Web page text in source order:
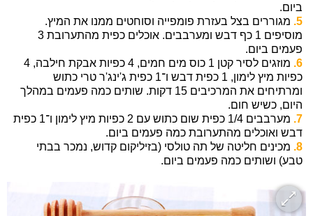
ביום.
5. מגוררים בצל בעזרת פומפייה וסוחטים ממנו את המיץ.
מוסיפים 1 כף דבש ומערבבים. אוכלים כפית מהתערובת 3
פעמים ביום.
6.
מוזגים לסיר קטן 1 כוס מים חמים, 4 כפיות אבקת חילבה, 4
כפיות מיץ לימון, 1 כפית דבש ו־1 כפית ג'ינג'ר טרי כתוש
ומרתיחים את המרכיבים 15 דקות. שותים כמה פעמים במהלך
היום, כשיש חום.
7.
מערבבים 1/4 כפית שום כתוש עם 2 כפיות מיץ לימון ו־1 כפית
דבש ואוכלים מהתערובת כמה פעמים ביום.
8. מכינים חליטה של תה טולסי (בזיליקום קדוש, נמכר בבתי
טבע) ושותים כמה פעמים ביום.